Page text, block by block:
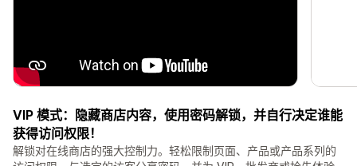
VIP 模式：隐藏商店内容，使用密码解锁，并自行决定谁能
获得访问权限！
解锁对在线商店的强大控制力。轻松限制页面、产品或产品系列的